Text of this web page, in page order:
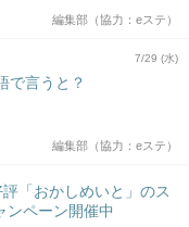
編集部（協力：eステ）
7/29 (水)
で言うと？
編集部（協力：eステ）
「おかしめいと」のス
ンペーン開催中